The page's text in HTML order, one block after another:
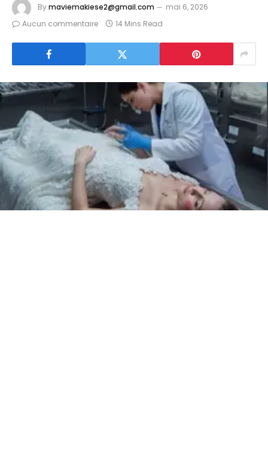
Bymaviemakiese2@gmail.com
mai 6, 2026
Aucun commentaire
14 Mins Read